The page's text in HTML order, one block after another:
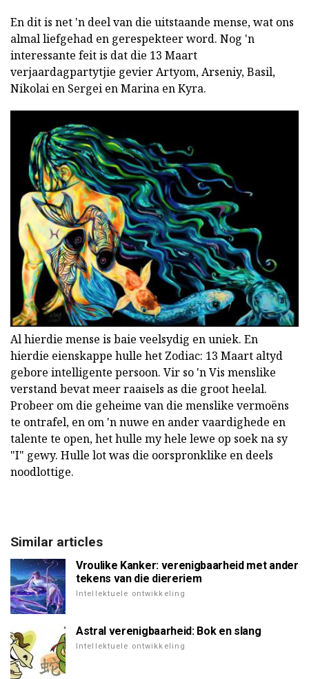
En dit is net 'n deel van die uitstaande mense, wat ons
almal liefgehad en gerespekteer word. Nog 'n
interessante feit is dat die 13 Maart
verjaardagpartytjie gevier Artyom, Arseniy, Basil,
Nikolai en Sergei en Marina en Kyra.
Al hierdie mense is baie veelsydig en uniek. En
hierdie eienskappe hulle het Zodiac: 13 Maart altyd
gebore intelligente persoon. Vir so 'n Vis menslike
verstand bevat meer raaisels as die groot heelal.
Probeer om die geheime van die menslike vermoëns
te ontrafel, en om 'n nuwe en ander vaardighede en
talente te open, het hulle my hele lewe op soek na sy
"I" gewy. Hulle lot was die oorspronklike en deels
noodlottige.
Similar articles
Vroulike Kanker: verenigbaarheid met ander
tekens van die diereriem
Intellektuele ontwikkeling
Astral verenigbaarheid: Bok en slang
Intellektuele ontwikkeling